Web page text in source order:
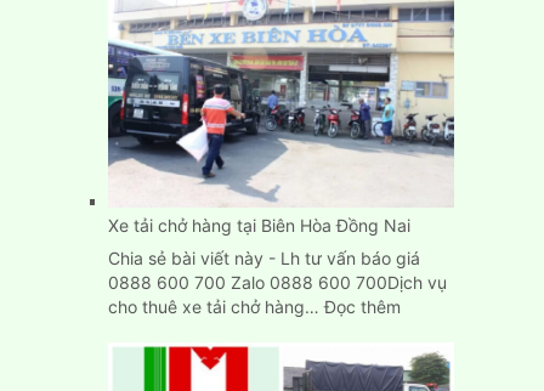
Chuyển
Kho
Xưởng
Trọn
Gói
Giá
Rẻ
TpHCM
Xe tải chở hàng tại Biên Hòa Đồng Nai
Chia sẻ bài viết này - Lh tư vấn báo giá
0888 600 700 Zalo 0888 600 700Dịch vụ
cho thuê xe tải chở hàng…Đọc thêm:
tải
chở